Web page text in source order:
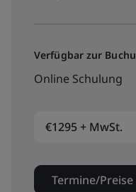
Verfügbar zur
Online Schulung
€1295 + MwSt.
Termine/Preise